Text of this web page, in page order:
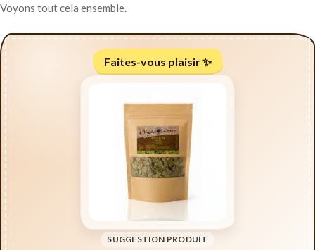
Voyons tout cela ensemble.
Faites-vous plaisir ✨
SUGGESTION PRODUIT